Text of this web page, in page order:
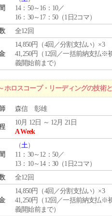
14：50～16：10／
16：30～17：50（1日2コマ）
全12回
14,850円（4回／分割支払い）×3
41,250円（12回／一括前納支払※
義開始前まで）
ロスコープ・リーディングの技術
森信 彰雄
10月 12日 ～ 12月 21日
A Week
（土）
11：30～12：50／
13：10～14：30（1日2コマ）
全12回
14,850円（4回／分割支払い）×3
41,250円（12回／一括前納支払※
義開始前まで）